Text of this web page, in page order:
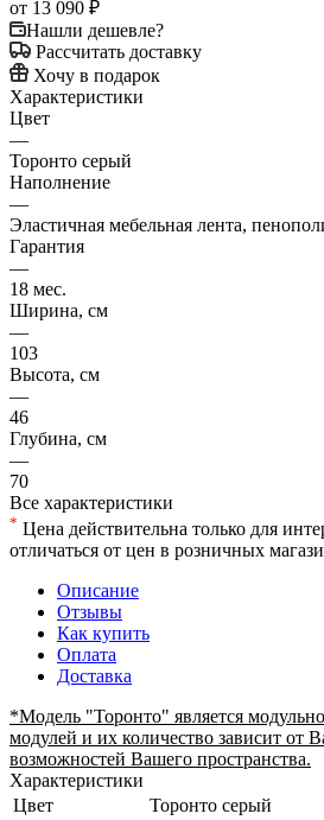
от 13 090 ₽
Нашли дешевле?
Рассчитать доставку
Хочу в подарок
Характеристики
Цвет
—
Торонто серый
Наполнение
—
Эластичная мебельная лента,
Гарантия
—
18 мес.
Ширина, см
—
103
Высота, см
—
46
Глубина, см
—
70
Все характеристики
* Цена действительна только для
отличаться от цен в розничных
Описание
Отзывы
Как купить
Оплата
Доставка
*Модель "Торонто" является
модулей и их количество зависит от
возможностей Вашего пространства.
Характеристики
Цвет
Торонто серый